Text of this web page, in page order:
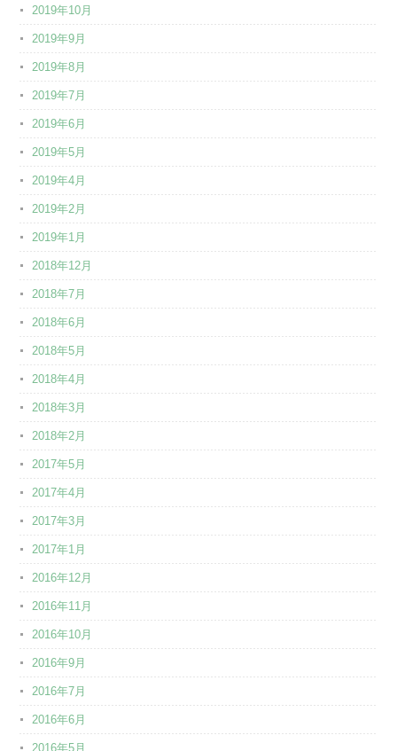
2019年10月
2019年9月
2019年8月
2019年7月
2019年6月
2019年5月
2019年4月
2019年2月
2019年1月
2018年12月
2018年7月
2018年6月
2018年5月
2018年4月
2018年3月
2018年2月
2017年5月
2017年4月
2017年3月
2017年1月
2016年12月
2016年11月
2016年10月
2016年9月
2016年7月
2016年6月
2016年5月